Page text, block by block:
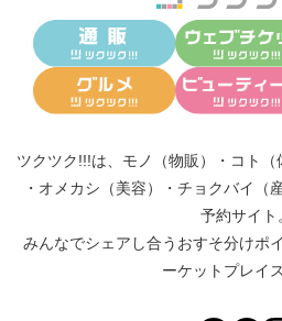
ツクツク!!!は、 モノ（物販） ・ コト（
・ オメカシ（美容） ・ チョクバイ（
予約サイト
みんなでシェアし合う おすそ分けポ
ーケットプレイ